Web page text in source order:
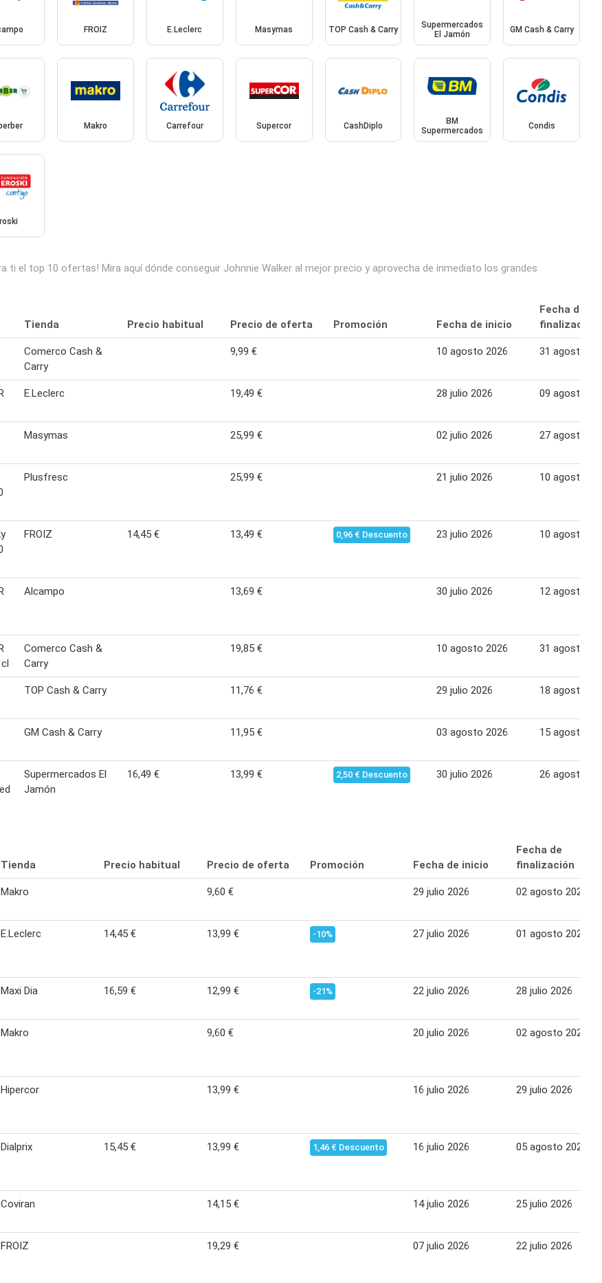
FROIZ E.Leclerc Masymas TOP Cash & Carry
Supermercados
El Jamón
GM Cash & Carry
Makro Carrefour Supercor CashDiplo
BM
Supermercados
Condis
ti el top 10 ofertas! Mira aquí dónde conseguir Johnnie Walker al mejor precio y aprovecha de inmediato los grandes
Tienda Precio habitual Precio de oferta Promoción Fecha de inicio
Fecha de
finalización
Comerco Cash &
Carry
9,99 € 10 agosto 2026 31 agosto
E.Leclerc 19,49 € 28 julio 2026 09 agosto
Masymas 25,99 € 02 julio 2026 27 agosto
Plusfresc 25,99 € 21 julio 2026 10 agosto
FROIZ 14,45 € 13,49 € 0,96 € Descuento 23 julio 2026 10 agosto
Alcampo 13,69 € 30 julio 2026 12 agosto
Comerco Cash &
Carry
19,85 € 10 agosto 2026 31 agosto
TOP Cash & Carry 11,76 € 29 julio 2026 18 agosto
GM Cash & Carry 11,95 € 03 agosto 2026 15 agosto
Supermercados El
Jamón
16,49 € 13,99 € 2,50 € Descuento 30 julio 2026 26 agosto
Tienda Precio habitual Precio de oferta Promoción Fecha de inicio
Fecha de
finalización
Makro 9,60 € 29 julio 2026 02 agosto 2026
E.Leclerc 14,45 € 13,99 € -10% 27 julio 2026 01 agosto 2026
Maxi Dia 16,59 € 12,99 € -21% 22 julio 2026 28 julio 2026
Makro 9,60 € 20 julio 2026 02 agosto 2026
Hipercor 13,99 € 16 julio 2026 29 julio 2026
Dialprix 15,45 € 13,99 € 1,46 € Descuento 16 julio 2026 05 agosto 2026
Coviran 14,15 € 14 julio 2026 25 julio 2026
FROIZ 19,29 € 07 julio 2026 22 julio 2026